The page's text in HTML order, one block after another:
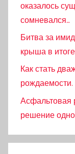
оказалось
сомневался…
Битва за
крыша в
Как стать
рождаемости.
Асфальтовая
решение